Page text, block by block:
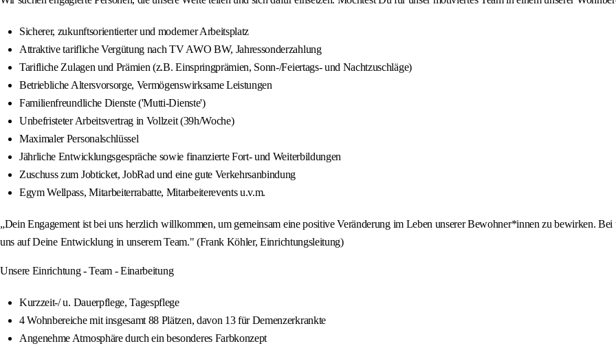
Sicherer, zukunftsorientierter und moderner Arbeitsplatz
Attraktive tarifliche Vergütung nach TV AWO BW, Jahressonderzahlung
Tarifliche Zulagen und Prämien (z.B. Einspringprämien, Sonn-/Feiertags- und Nachtzuschläge)
Betriebliche Altersvorsorge, Vermögenswirksame Leistungen
Familienfreundliche Dienste ('Mutti-Dienste')
Unbefristeter Arbeitsvertrag in Vollzeit (39h/Woche)
Maximaler Personalschlüssel
Jährliche Entwicklungsgespräche sowie finanzierte Fort- und Weiterbildungen
Zuschuss zum Jobticket, JobRad und eine gute Verkehrsanbindung
Egym Wellpass, Mitarbeiterrabatte, Mitarbeiterevents u.v.m.
„Dein Engagement ist bei uns herzlich willkommen, um gemeinsam eine positive Veränderung im Leben unserer Bewohner*innen zu bewirken.
uns auf Deine Entwicklung in unserem Team." (Frank Köhler, Einrichtungsleitung)
Unsere Einrichtung - Team - Einarbeitung
Kurzzeit-/ u. Dauerpflege, Tagespflege
4 Wohnbereiche mit insgesamt 88 Plätzen, davon 13 für Demenzerkrankte
Angenehme Atmosphäre durch ein besonderes Farbkonzept